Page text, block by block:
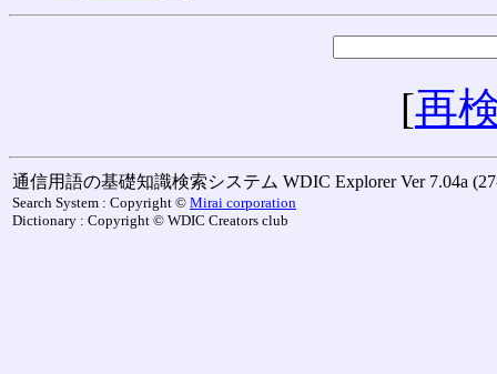
[再
通信用語の基礎知識検索システム WDIC Explorer Ver 7.04a
Search System : Copyright © Mirai corporation
Dictionary : Copyright © WDIC Creators club